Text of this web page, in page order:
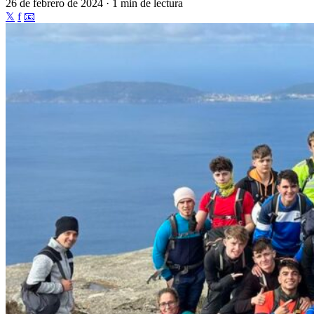
26 de febrero de 2024 · 1 min de lectura
𝕏 f 📧